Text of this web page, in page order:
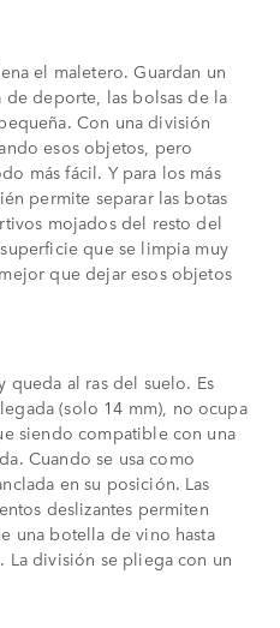
el maletero. Guardan un
deporte, las bolsas de la
Con una división
esos objetos, pero
más fácil. Y para los más
permite separar las botas
mojados del resto del
que se limpia muy
que dejar esos objetos
queda al ras del suelo. Es
(solo 14 mm), no ocupa
siendo compatible con una
Cuando se usa como
en su posición. Las
deslizantes permiten
una botella de vino hasta
La división se pliega con un